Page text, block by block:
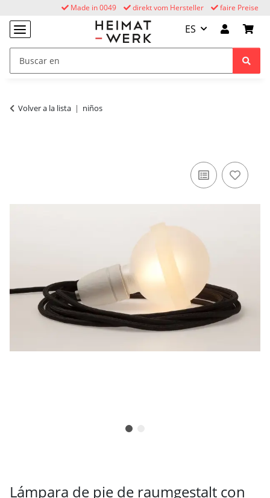
faire Preise
direkt vom Hersteller
Made in 0049
ES
Volver a la lista niños
Lámpara de pie de raumgestalt con